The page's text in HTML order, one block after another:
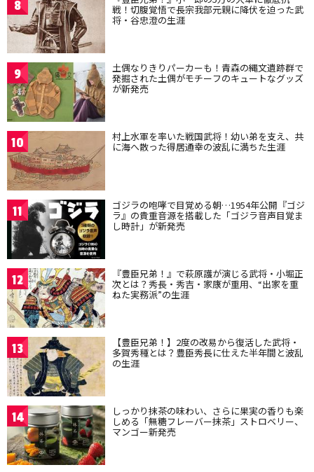
8 戦！切腹覚悟で長宗我部元親に降伏を迫った武
将・谷忠澄の生涯
9 土偶なりきりパーカーも！青森の縄文遺跡群で
発掘された土偶がモチーフのキュートなグッズ
が新発売
10 村上水軍を率いた戦国武将！幼い弟を支え、共
に海へ散った得居通幸の波乱に満ちた生涯
11 ゴジラの咆哮で目覚める朝…1954年公開『ゴジ
ラ』の貴重音源を搭載した「ゴジラ音声目覚ま
し時計」が新発売
12 『豊臣兄弟！』で萩原護が演じる武将・小堀正
次とは？秀長・秀吉・家康が重用、“出家を重
ねた実務派”の生涯
13 【豊臣兄弟！】2度の改易から復活した武将・
多賀秀種とは？豊臣秀長に仕えた半年間と波乱
の生涯
14 しっかり抹茶の味わい、さらに果実の香りも楽
しめる「無糖フレーバー抹茶」ストロベリー、
マンゴー新発売